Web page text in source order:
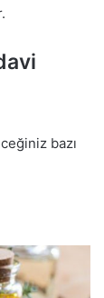
bazı